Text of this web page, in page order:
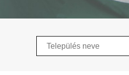
Település
neve